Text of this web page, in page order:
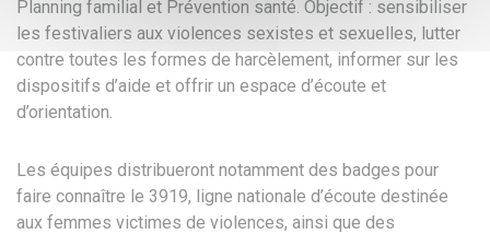
Planning familial et Prévention santé. Objectif : sensibiliser
les festivaliers aux violences sexistes et sexuelles, lutter
contre toutes les formes de harcèlement, informer sur les
dispositifs d’aide et offrir un espace d’écoute et
d’orientation.
Les équipes distribueront notamment des badges pour
faire connaître le 3919, ligne nationale d’écoute destinée
aux femmes victimes de violences, ainsi que des